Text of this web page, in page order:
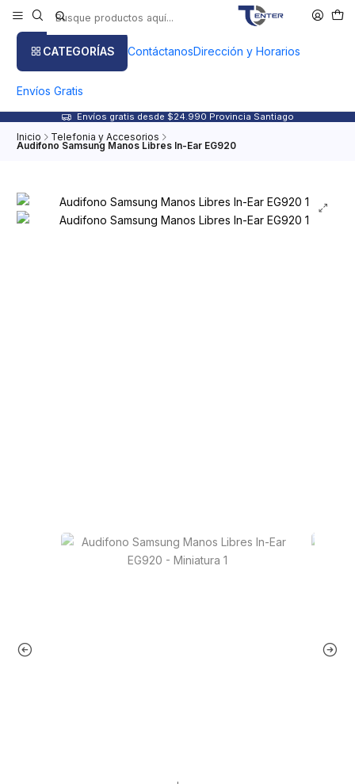
CATEGORÍAS ContáctanosDirección y Horarios
Envíos Gratis
Envíos gratis desde $24.990 Provincia Santiago
Inicio Telefonia y Accesorios
Audifono Samsung Manos Libres In-Ear EG920